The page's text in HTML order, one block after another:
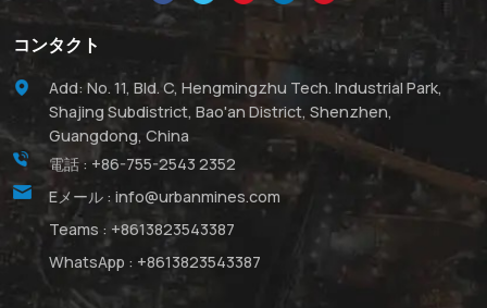
コンタクト
Add: No. 11, Bld. C, Hengmingzhu Tech. Industrial Park,
Shajing Subdistrict, Bao'an District, Shenzhen,
Guangdong, China
電話 :+86-755-2543 2352
Eメール : info@urbanmines.com
Teams : +8613823543387
WhatsApp : +8613823543387